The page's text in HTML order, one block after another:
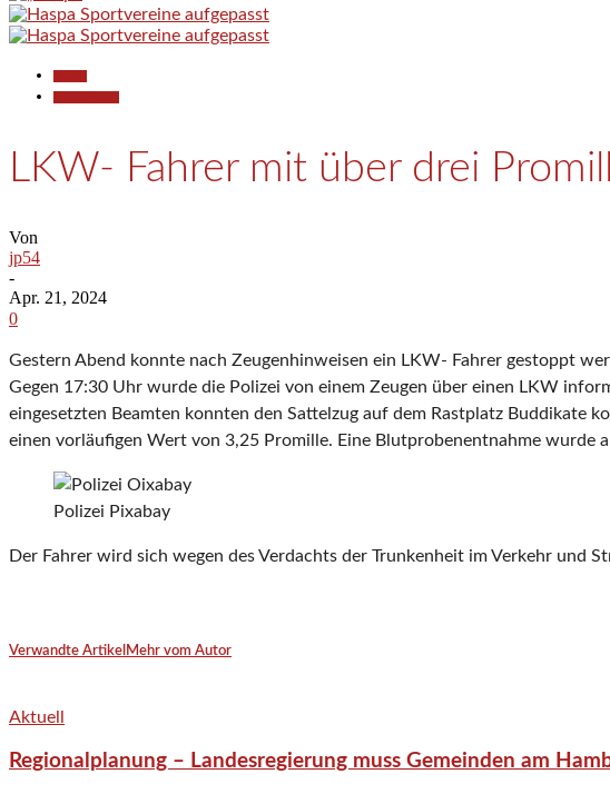
LKW- Fahrer mit über drei
Von
jp54
-
Apr. 21, 2024
0
Gestern Abend konnte nach Zeugenhinweisen ein LKW- Fahrer gestoppt
Gegen 17:30 Uhr wurde die Polizei von einem Zeugen über einen LKW
eingesetzten Beamten konnten den Sattelzug auf dem Rastplatz
einen vorläufigen Wert von 3,25 Promille. Eine Blutprobenentnahme wurde
Polizei Pixabay
Der Fahrer wird sich wegen des Verdachts der Trunkenheit im Verkehr und
Verwandte Artikel Mehr vom Autor
Aktuell
Regionalplanung – Landesregierung muss Gemeinden am